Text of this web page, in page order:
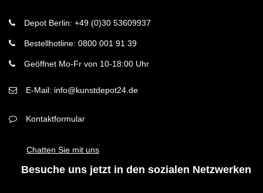
Depot Berlin: +49 (0)30 53609937
Bestellhotline: 0800 001 91 39
Geöffnet Mo-Fr von 10-18:00 Uhr
E-Mail: info@kunstdepot24.de
Kontaktformular
Chatten Sie mit uns
Besuche uns jetzt in den sozialen Netzwerken